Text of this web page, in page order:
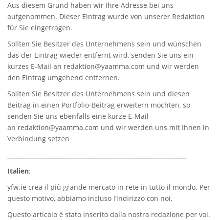
Aus diesem Grund haben wir Ihre Adresse bei uns
aufgenommen. Dieser Eintrag wurde von unserer Redaktion
für Sie eingetragen.
Sollten Sie Besitzer des Unternehmens sein und wünschen
das der Eintrag wieder entfernt wird, senden Sie uns ein
kurzes E-Mail an redaktion@yaamma.com und wir werden
den Eintrag umgehend entfernen.
Sollten Sie Besitzer des Unternehmens sein und diesen
Beitrag in einen Portfolio-Beitrag erweitern möchten, so
senden Sie uns ebenfalls eine kurze E-Mail
an redaktion@yaamma.com und wir werden uns mit Ihnen in
Verbindung setzen
Italien:
yfw.ie crea il più grande mercato in rete in tutto il mondo. Per
questo motivo, abbiamo incluso l’indirizzo con noi.
Questo articolo è stato inserito dalla nostra redazione per voi.